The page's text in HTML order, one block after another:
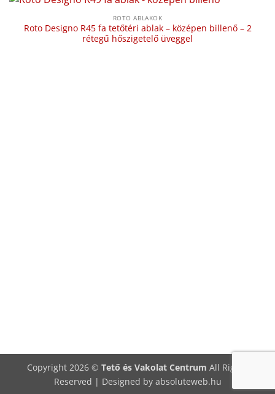
ROTO ABLAKOK
Roto Designo R45 fa tetőtéri ablak – középen billenő – 2
rétegű hőszigetelő üveggel
Copyright 2026 © Tető és Vakolat Centrum All Rights
Reserved | Designed by absoluteweb.hu